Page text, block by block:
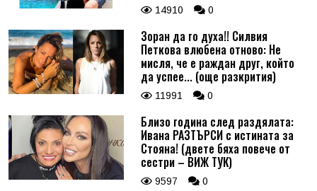
14910 0
Зоран да го духа!! Силвия
Петкова влюбена отново: Не
мисля, че е раждан друг, който
да успее... (още разкрития)
11991 0
Близо година след раздялата:
Ивана РАЗТЪРСИ с истината за
Стояна! (двете бяха повече от
сестри – ВИЖ ТУК)
9597 0